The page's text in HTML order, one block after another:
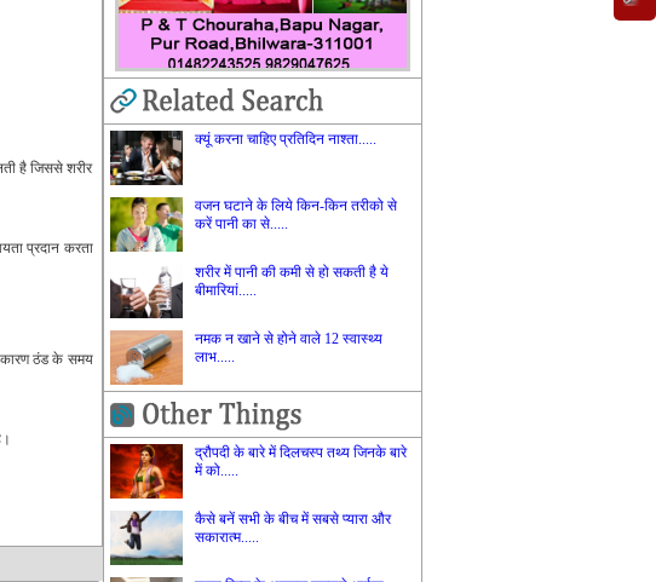
है जिससे शरीर
प्रदान करता
कारण ठंड के समय
क्‍यूं करना चाहिए प्रतिदिन नाश्‍ता.....
वजन घटाने के लिये किन-किन तरीको से
करें पानी का से.....
शरीर में पानी की कमी से हो सकती है ये
बीमारियां.....
नमक न खाने से होने वाले 12 स्वास्थ्य
लाभ.....
द्रौपदी के बारे में दिलचस्प तथ्य जिनके बारे
में को.....
कैसे बनें सभी के बीच में सबसे प्‍यारा और
सकारात्‍म.....